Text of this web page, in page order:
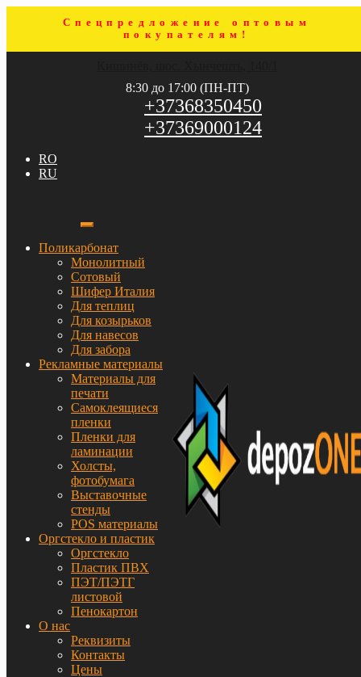
Спецпредложение оптовым
покупателям!
8:30 до 17:00 (ПН-ПТ)
+37368350450
+37369000124
RO
RU
Поликарбонат
Монолитный
Сотовый
Шифер Италия
Для теплиц
Для козырьков
Для навесов
Для забора
Рекламные материалы
Материалы для
печати
Самоклеящиеся
пленки
Пленки для
ламинации
Холсты,
фотобумага
Выставочные
стенды
POS материалы
Оргстекло и пластик
Оргстекло
Пластик ПВХ
ПЭТ/ПЭТГ
листовой
Пенокартон
О нас
Реквизиты
Контакты
Цены